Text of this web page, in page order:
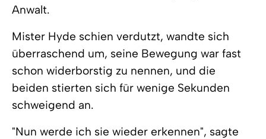
Anwalt.
Mister Hyde schien verdutzt, wandte sich
überraschend um, seine Bewegung war fast
schon widerborstig zu nennen, und die
beiden stierten sich für wenige Sekunden
schweigend an.
"Nun werde ich sie wieder erkennen", sagte